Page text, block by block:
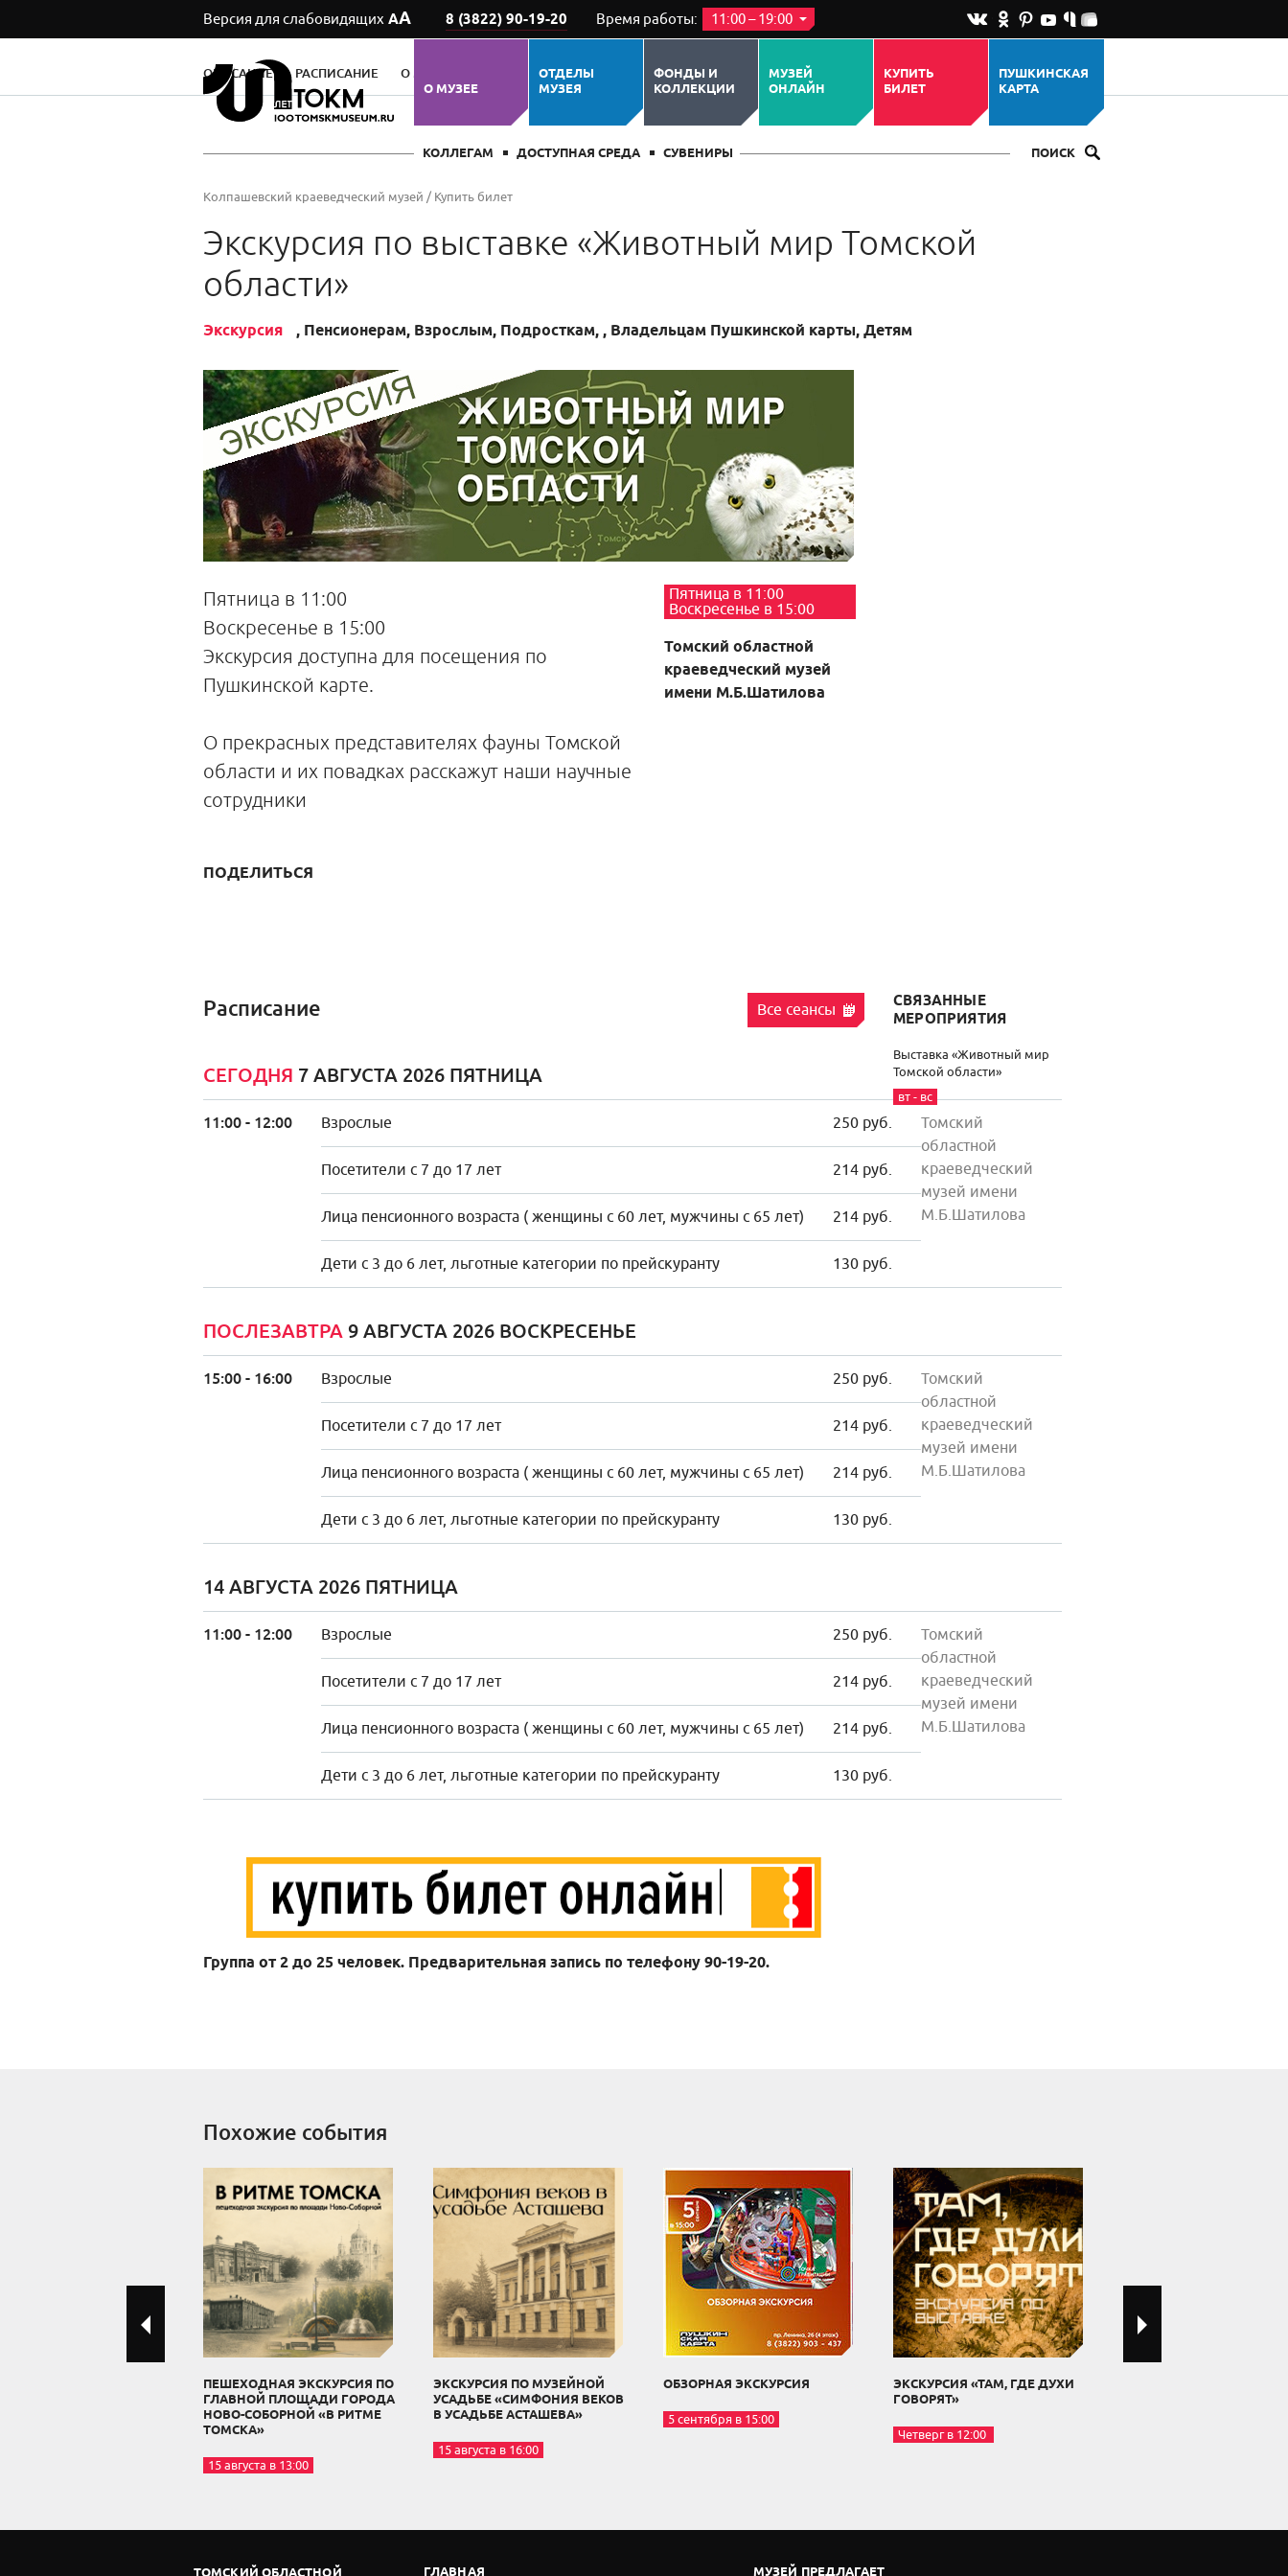
Версия для слабовидящих АА 8 (3822) 90-19-20 Время работы: 11:00 – 19:00
О МУЗЕЕ
ОТДЕЛЫ
МУЗЕЯ
ФОНДЫ И
КОЛЛЕКЦИИ
МУЗЕЙ
ОНЛАЙН
КУПИТЬ
БИЛЕТ
ПУШКИНСКАЯ
КАРТА
КОЛЛЕГАМ ДОСТУПНАЯ СРЕДА СУВЕНИРЫ ПОИСК
Колпашевский краеведческий музей / Купить билет
Экскурсия по выставке «Животный мир Томской
области»
Экскурсия , Пенсионерам, Взрослым, Подросткам, , Владельцам Пушкинской карты, Детям
Пятница в 11:00
Воскресенье в 15:00
Экскурсия доступна для посещения по
Пушкинской карте.
О прекрасных представителях фауны Томской
области и их повадках расскажут наши научные
сотрудники
Пятница в 11:00
Воскресенье в 15:00
Томский областной
краеведческий музей
имени М.Б.Шатилова
ПОДЕЛИТЬСЯ
ОПИСАНИЕ РАСПИСАНИЕ О МЕРОПРИЯТИИ ПОХОЖИЕ СОБЫТИЯ
Все сеансы
Расписание
СЕГОДНЯ 7 АВГУСТА 2026 ПЯТНИЦА
11:00 - 12:00 Взрослые 250 руб.
Томский
областной
краеведческий
музей имени
М.Б.Шатилова
Посетители с 7 до 17 лет 214 руб.
Лица пенсионного возраста ( женщины с 60 лет, мужчины с 65 лет) 214 руб.
Дети с 3 до 6 лет, льготные категории по прейскуранту 130 руб.
ПОСЛЕЗАВТРА 9 АВГУСТА 2026 ВОСКРЕСЕНЬЕ
15:00 - 16:00 Взрослые 250 руб.
Томский
областной
краеведческий
музей имени
М.Б.Шатилова
Посетители с 7 до 17 лет 214 руб.
Лица пенсионного возраста ( женщины с 60 лет, мужчины с 65 лет) 214 руб.
Дети с 3 до 6 лет, льготные категории по прейскуранту 130 руб.
14 АВГУСТА 2026 ПЯТНИЦА
11:00 - 12:00 Взрослые 250 руб.
Томский
областной
краеведческий
музей имени
М.Б.Шатилова
Посетители с 7 до 17 лет 214 руб.
Лица пенсионного возраста ( женщины с 60 лет, мужчины с 65 лет) 214 руб.
Дети с 3 до 6 лет, льготные категории по прейскуранту 130 руб.
Группа от 2 до 25 человек. Предварительная запись по телефону 90-19-20.
СВЯЗАННЫЕ
МЕРОПРИЯТИЯ
Выставка «Животный мир
Томской области»
вт - вс
Похожие события
ПЕШЕХОДНАЯ ЭКСКУРСИЯ ПО
ГЛАВНОЙ ПЛОЩАДИ ГОРОДА
НОВО-СОБОРНОЙ «В РИТМЕ
ТОМСКА»
15 августа в 13:00
ЭКСКУРСИЯ ПО МУЗЕЙНОЙ
УСАДЬБЕ «СИМФОНИЯ ВЕКОВ
В УСАДЬБЕ АСТАШЕВА»
15 августа в 16:00
ОБЗОРНАЯ ЭКСКУРСИЯ
5 сентября в 15:00
ЭКСКУРСИЯ «ТАМ, ГДЕ ДУХИ
ГОВОРЯТ»
Четверг в 12:00
ГЛАВНАЯ МУЗЕЙ ПРЕДЛАГАЕТ